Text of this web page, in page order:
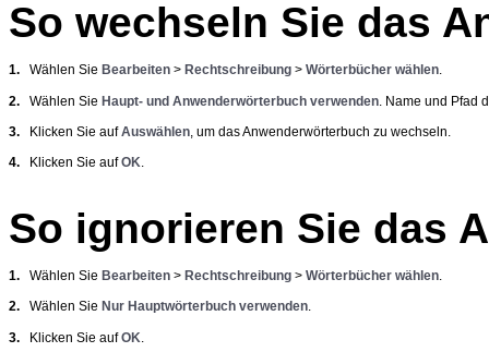
So wechseln Sie das
1. Wählen Sie Bearbeiten > Rechtschreibung > Wörterbücher wählen.
2. Wählen Sie Haupt- und Anwenderwörterbuch verwenden . Name und
3. Klicken Sie aufAuswählen, um das Anwenderwörterbuch zu wechseln.
4. Klicken Sie aufOK.
So ignorieren Sie das
1. Wählen Sie Bearbeiten > Rechtschreibung > Wörterbücher wählen.
2. Wählen Sie Nur Hauptwörterbuch verwenden.
3. Klicken Sie aufOK.